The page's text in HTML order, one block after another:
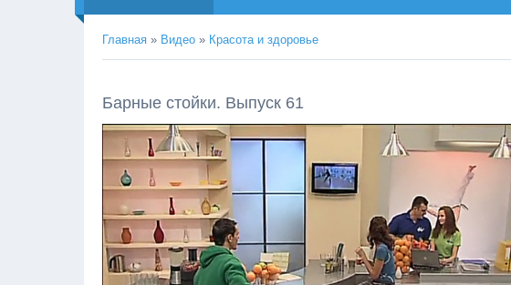
Главная » Видео » Красота и здоровье
Барные стойки. Выпуск 61